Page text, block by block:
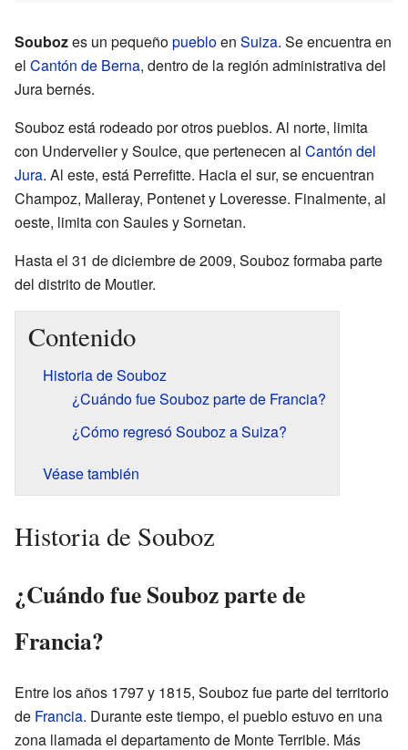
Soubozes un pequeñopuebloen Suiza. Se encuentra en
el Cantón de Berna, dentro de la región administrativa del
Jura bernés.
Souboz está rodeado por otros pueblos. Al norte, limita
con Undervelier y Soulce, que pertenecen al Cantón del
Jura. Al este, está Perrefitte. Hacia el sur, se encuentran
Champoz, Malleray, Pontenet y Loveresse. Finalmente, al
oeste, limita con Saules y Sornetan.
Hasta el 31 de diciembre de 2009, Souboz formaba parte
del distrito de Moutier.
Contenido
Historia de Souboz
¿Cuándo fue Souboz parte de Francia?
¿Cómo regresó Souboz a Suiza?
Véase también
Historia de Souboz
¿Cuándo fue Souboz parte de
Francia?
Entre los años 1797 y 1815, Souboz fue parte del territorio
de Francia. Durante este tiempo, el pueblo estuvo en una
zona llamada el departamento de Monte Terrible. Más